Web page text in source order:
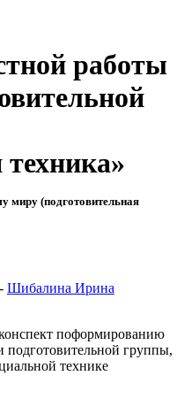
работы
миру (подготовительная
Шибалина Ирина
поформированию
подготовительной группы,
технике